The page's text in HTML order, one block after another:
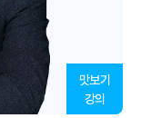
맛보기
강의